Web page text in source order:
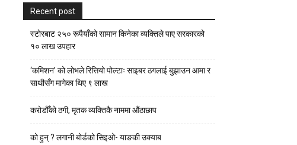
Recent post
स्टाेरबाट २५० रूपैयाँको सामान किनेका व्यक्तिले पाए सरकारको
१० लाख उपहार
‘कमिशन’ को लोभले रित्तियो पोल्टाः साइबर ठगलाई बुझाउन आमा र
साथीसँग मागेका थिए ९ लाख
करोडौँको ठगी, मृतक व्यक्तिकै नाममा औंठाछाप
को हुन् ? लगानी बोर्डको सिइओ- याङकी उक्याब